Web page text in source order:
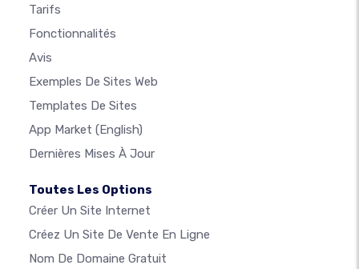
Tarifs
Fonctionnalités
Avis
Exemples De Sites Web
Templates De Sites
App Market (English)
Dernières Mises À Jour
Toutes Les Options
Créer Un Site Internet
Créez Un Site De Vente En Ligne
Nom De Domaine Gratuit